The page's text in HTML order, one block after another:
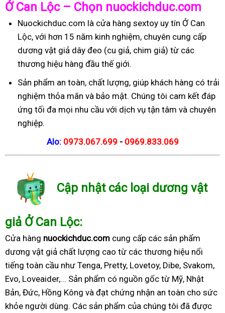
Ở Can Lộc – Chọn nuockichduc.com
Nuockichduc.com là cửa hàng sextoy uy tín Ở Can
Lộc, với hơn 15 năm kinh nghiệm, chuyên cung cấp
dương vật giả dây đeo (cu giả, chim giả) từ các
thương hiệu hàng đầu thế giới.
Sản phẩm an toàn, chất lượng, giúp khách hàng có trải
nghiệm thỏa mãn và bảo mật. Chúng tôi cam kết đáp
ứng tối đa mọi nhu cầu với dịch vụ tận tâm và chuyên
nghiệp.
Alo:0973.067.699 - 0969.833.069
Cập nhật các loại dương vật
giả Ở Can Lộc:
Cửa hàng nuockichduc.com cung cấp các sản phẩm
dương vật giả chất lượng cao từ các thương hiệu nổi
tiếng toàn cầu như Tenga, Pretty, Lovetoy, Dibe, Svakom,
Evo, Loveaider,... Sản phẩm có nguồn gốc từ Mỹ, Nhật
Bản, Đức, Hồng Kông và đạt chứng nhận an toàn cho sức
khỏe người dùng. Các sản phẩm của chúng tôi đã được